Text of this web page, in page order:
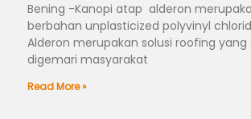
Bening -Kanopi atap alderon
berbahan unplasticized polyvinyl
Alderon merupakan solusi roofing yang
digemari masyarakat
Read More »